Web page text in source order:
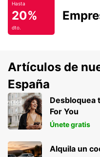
Hasta
20%
dto.
Artículos de
España
Desbloquea
For You
Únete gratis
Alquila un